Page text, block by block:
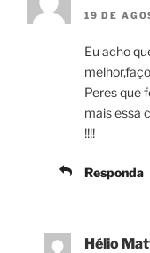
19 DE
Eu acho
Peres que
mais essa
!!!!
Responda
Hélio